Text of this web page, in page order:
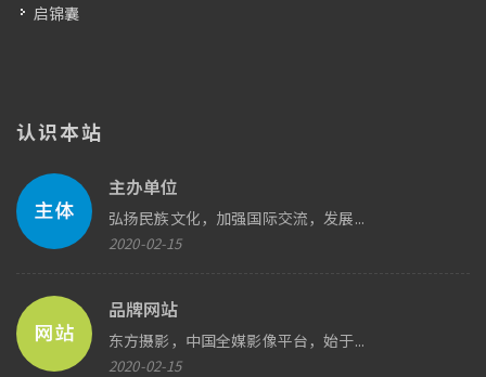
启锦囊
认识本站
主办单位
弘扬民族文化，加强国际交流，发展...
2020-02-15
品牌网站
东方摄影，中国全媒影像平台，始于...
2020-02-15